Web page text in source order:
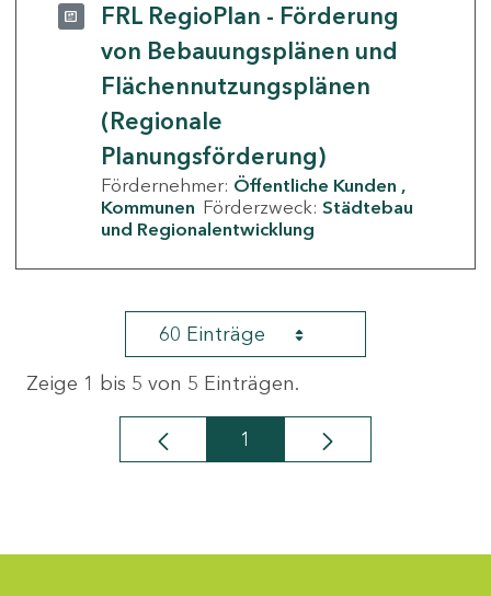
FRL RegioPlan - Förderung
von Bebauungsplänen und
Flächennutzungsplänen
(Regionale
Planungsförderung)
Fördernehmer: Öffentliche Kunden
Kommunen Förderzweck: Städtebau
und Regionalentwicklung
60 Einträge
Zeige 1 bis 5 von 5 Einträgen.
Seite
1